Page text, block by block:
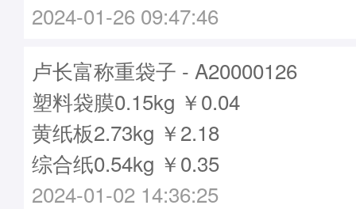
2024-01-26 09:47:46
卢长富称重袋子 - A20000126
塑料袋膜0.15kg ￥0.04
黄纸板2.73kg ￥2.18
综合纸0.54kg ￥0.35
2024-01-02 14:36:25